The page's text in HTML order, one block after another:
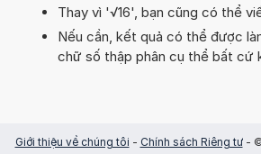
Thay vì '√16', bạn cũng có thể
Nếu cần, kết quả có thể được
chữ số thập phân cụ thể bất cứ
Giới thiệu về chúng tôi - Chính sách Riêng tư- ©